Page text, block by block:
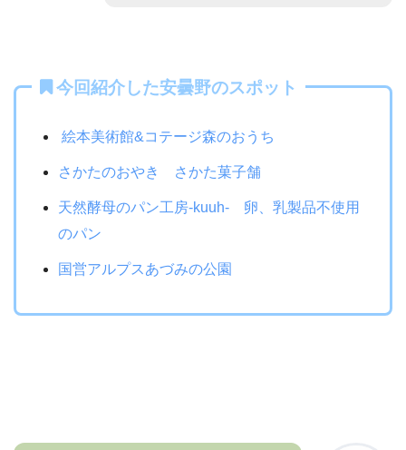
今回紹介した安曇野のスポット
絵本美術館&コテージ森のおうち
さかたのおやき さかた菓子舗
天然酵母のパン工房-kuuh- 卵、乳製品不使用
のパン
国営アルプスあづみの公園